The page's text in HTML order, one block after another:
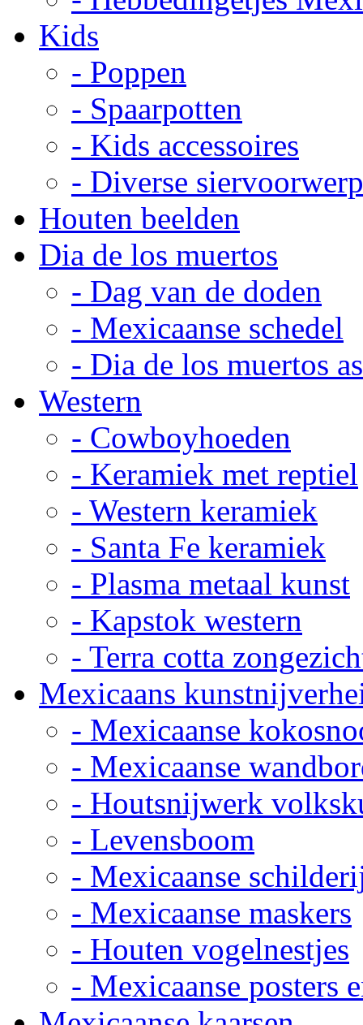
Kids
- Poppen
- Spaarpotten
- Kids accessoires
- Diverse
Houten beelden
Dia de los muertos
- Dag van de doden
- Mexicaanse schedel
- Dia de los muertos
Western
- Cowboyhoeden
- Keramiek met reptiel
- Western keramiek
- Santa Fe keramiek
- Plasma metaal kunst
- Kapstok western
- Terra cotta
Mexicaans
- Mexicaanse
- Mexicaanse
- Houtsnijwerk
- Levensboom
- Mexicaanse
- Mexicaanse maskers
- Houten vogelnestjes
- Mexicaanse posters